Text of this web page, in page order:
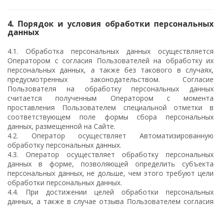
4. Порядок и условия обработки персональных
данных
4.1. Обработка персональных данных осуществляется
Оператором с согласия Пользователей на обработку их
персональных данных, а также без такового в случаях,
предусмотренных законодательством. Согласие
Пользователя на обработку персональных данных
считается полученным Оператором с момента
проставления Пользователем специальной отметки в
соответствующем поле формы сбора персональных
данных, размещенной на Сайте.
4.2. Оператор осуществляет Автоматизированную
обработку персональных данных.
4.3. Оператор осуществляет обработку персональных
данных в форме, позволяющей определить субъекта
персональных данных, не дольше, чем этого требуют цели
обработки персональных данных.
4.4. При достижении целей обработки персональных
данных, а также в случае отзыва Пользователем согласия